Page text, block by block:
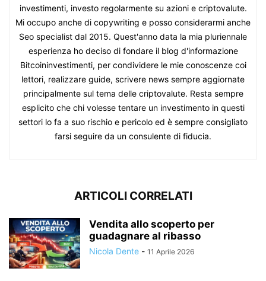
investimenti, investo regolarmente su azioni e criptovalute.
Mi occupo anche di copywriting e posso considerarmi anche
Seo specialist dal 2015. Quest'anno data la mia pluriennale
esperienza ho deciso di fondare il blog d'informazione
Bitcoininvestimenti, per condividere le mie conoscenze coi
lettori, realizzare guide, scrivere news sempre aggiornate
principalmente sul tema delle criptovalute. Resta sempre
esplicito che chi volesse tentare un investimento in questi
settori lo fa a suo rischio e pericolo ed è sempre consigliato
farsi seguire da un consulente di fiducia.
ARTICOLI CORRELATI
Vendita allo scoperto per
guadagnare al ribasso
Nicola Dente - 11 Aprile 2026